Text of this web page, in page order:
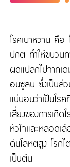
โรคเบาหวาน คือ
ปกติ ทำให้ขบวนก
ผิดแปลกไปจากเ
อินซูลิน ซึ่งเป็นส่
แน่นอนว่าเป็นโร
เสี่ยงของการเกิ
หัวใจและหลอดเ
ดันโลหิตสูง โรค
เป็นต้น